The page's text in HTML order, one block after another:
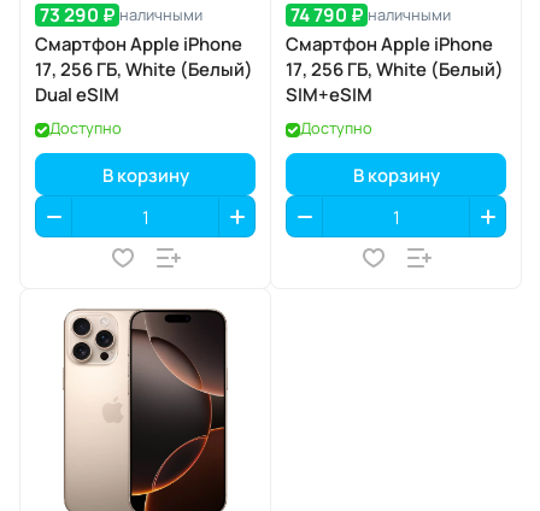
73 290 ₽ наличными
Смартфон Apple iPhone
17, 256 ГБ, White (Белый)
Dual eSIM
Доступно
В корзину
74 790 ₽ наличными
Смартфон Apple iPhone
17, 256 ГБ, White (Белый)
SIM+eSIM
Доступно
В корзину